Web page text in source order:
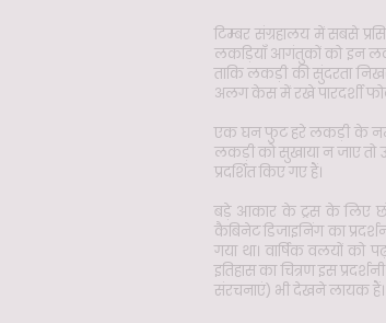
टिम्बर संग्रहालय में सबसे
लकड़ियाँ आगंतुकों को इन
ताकि लकड़ी की सुंदरता
अलग केस में रखे पारदर्शी
एक घन फुट हरे लकड़ी के नमूने
लकड़ी को सुखाया न जाए तो
प्रदर्शित किए गए हैं।
बड़े आकार के ट्रस के लिए
कैबिनेट डिजाइनिंग का
गया था। वार्षिक वलयों
इतिहास का चित्रण इस
संरचनाएं) भी देखने लायक हैं।